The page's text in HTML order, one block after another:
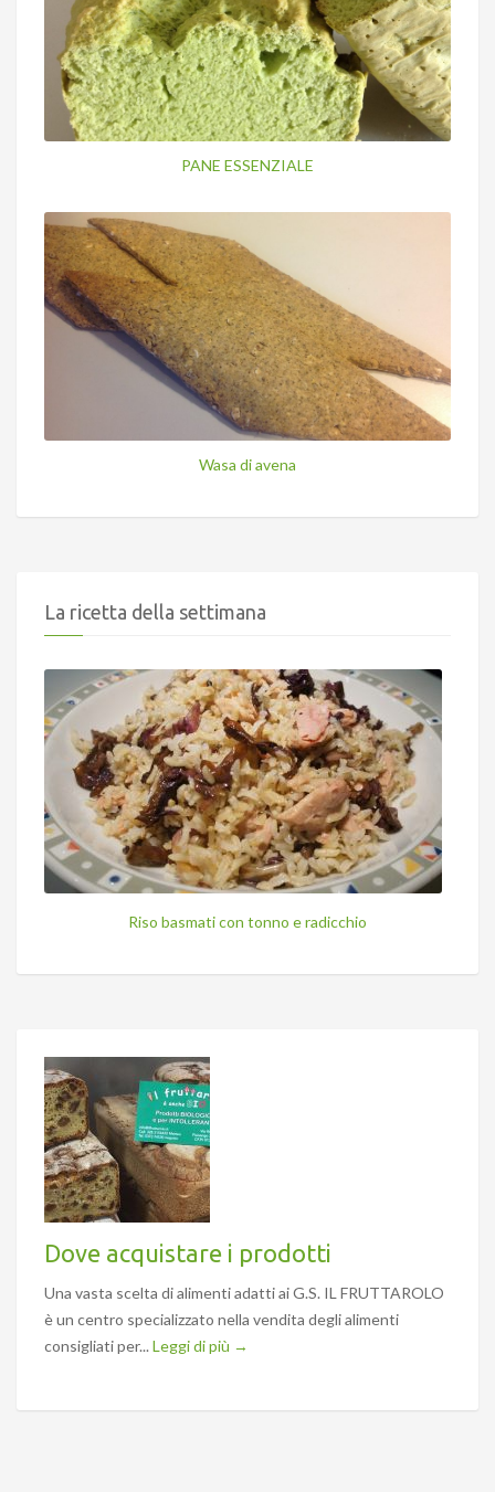
PANE ESSENZIALE
Wasa di avena
La ricetta della settimana
Riso basmati con tonno e radicchio
Dove acquistare i prodotti
Una vasta scelta di alimenti adatti ai G.S. IL FRUTTAROLO
è un centro specializzato nella vendita degli alimenti
consigliati per... Leggi di più →